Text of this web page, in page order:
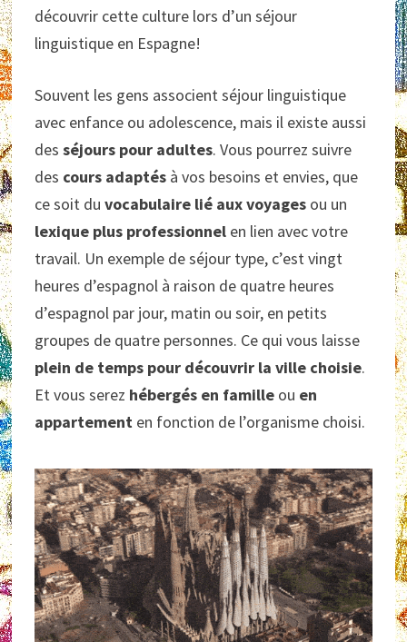
découvrir cette culture lors d’un séjour
linguistique en Espagne!
Souvent les gens associent séjour linguistique
avec enfance ou adolescence, mais il existe aussi
desséjours pour adultes. Vous pourrez suivre
des cours adaptés à vos besoins et envies, que
ce soit duvocabulaire lié aux voyages ou un
lexique plus professionnel en lien avec votre
travail. Un exemple de séjour type, c’est vingt
heures d’espagnol à raison de quatre heures
d’espagnol par jour, matin ou soir, en petits
groupes de quatre personnes. Ce qui vous laisse
plein de temps pour découvrir la ville choisie.
Et vous serez hébergés en famille ou en
appartement en fonction de l’organisme choisi.